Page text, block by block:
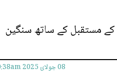
کے مستقبل کے ساتھ سنگین
08 جولائ 2025